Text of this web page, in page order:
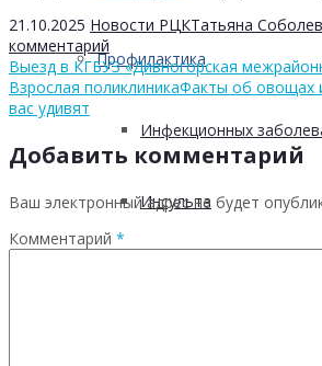
Профилактика
Инфекционных
Инсульта
21.10.2025 Новости РЦКТатьяна
комментарий
Выезд в КГБУЗ «Дивногорская
Взрослая поликлиникаФакты об овощах
вас удивят
Добавить комментарий
Ваш электронный адрес не будет
Комментарий *